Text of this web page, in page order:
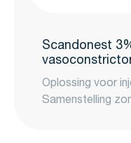
Scandonest
Oplossing voor
Samenstelling